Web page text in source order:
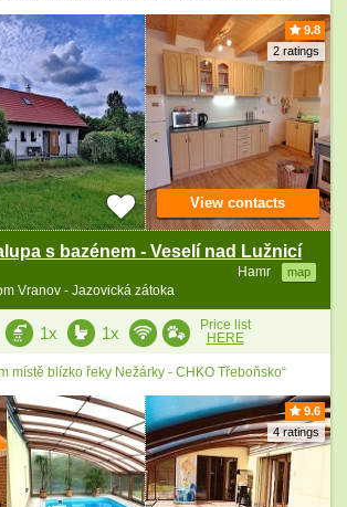
9.8
2 ratings
s bazénem - Veselí nad Lužnicí
Hamr map
Vranov - Jazovická zátoka
View contacts
1x 1x
Price list
HERE
místě blízko řeky Nežárky - CHKO Třeboňsko“
9.6
4 ratings